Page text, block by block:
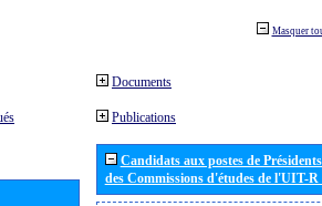
Masquer
Documents
Publications
Candidats aux postes de
des Commissions d'études de l'UIT-